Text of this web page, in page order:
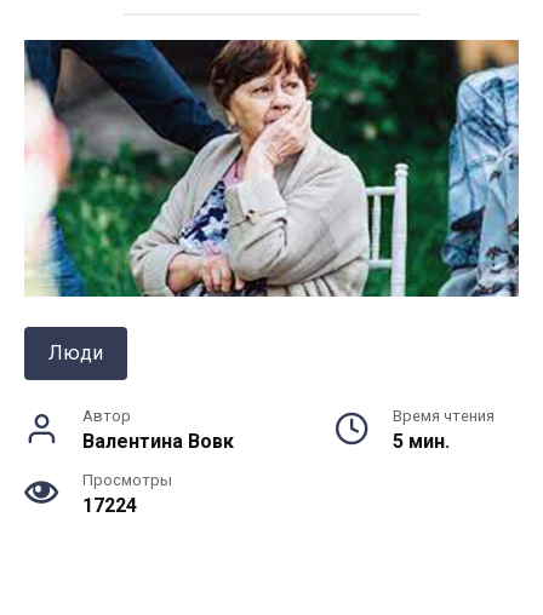
Люди
Автор
Валентина Вовк
Время чтения
5 мин.
Просмотры
17224